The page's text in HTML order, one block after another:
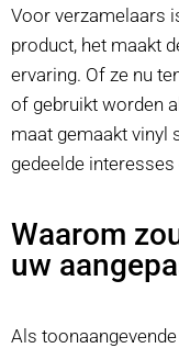
Voor verzamelaars
product, het maakt
ervaring. Of ze nu
of gebruikt worden
maat gemaakt vinyl
gedeelde
Waarom
uw
Als